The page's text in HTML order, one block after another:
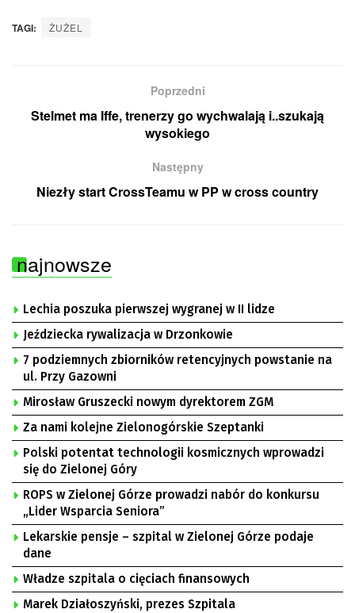
TAGI: ŻUŻEL
Poprzedni
Stelmet ma Iffe, trenerzy go wychwalają i..szukają
wysokiego
Następny
Niezły start CrossTeamu w PP w cross country
najnowsze
Lechia poszuka pierwszej wygranej w II lidze
Jeździecka rywalizacja w Drzonkowie
7 podziemnych zbiorników retencyjnych powstanie na
ul. Przy Gazowni
Mirosław Gruszecki nowym dyrektorem ZGM
Za nami kolejne Zielonogórskie Szeptanki
Polski potentat technologii kosmicznych wprowadzi
się do Zielonej Góry
ROPS w Zielonej Górze prowadzi nabór do konkursu
„Lider Wsparcia Seniora”
Lekarskie pensje – szpital w Zielonej Górze podaje
dane
Władze szpitala o cięciach finansowych
Marek Działoszyński, prezes Szpitala